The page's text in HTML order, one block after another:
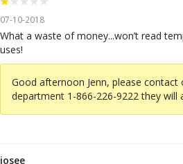
07-10-2018
What a waste of money...won’t read
uses!
Good afternoon Jenn, please contact
department 1-866-226-9222 they will
josee